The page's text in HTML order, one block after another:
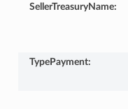
SellerTreasuryName:
TypePayment: